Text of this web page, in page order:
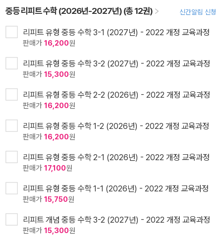
중등 리피트 수학 (2026년-2027년) (총 12권) 신간알림 신청
리피트 유형 중등 수학 3-1 (2027년) - 2022 개정 교육과정
판매가 16,200원
리피트 유형 중등 수학 3-2 (2027년) - 2022 개정 교육과정
판매가 15,300원
리피트 유형 중등 수학 2-2 (2026년) - 2022 개정 교육과정
판매가 16,200원
리피트 유형 중등 수학 1-2 (2026년) - 2022 개정 교육과정
판매가 16,200원
리피트 유형 중등 수학 2-1 (2026년) - 2022 개정 교육과정
판매가 17,100원
리피트 유형 중등 수학 1-1 (2026년) - 2022 개정 교육과정
판매가 15,750원
리피트 개념 중등 수학 3-2 (2027년) - 2022 개정 교육과정
판매가 15,300원